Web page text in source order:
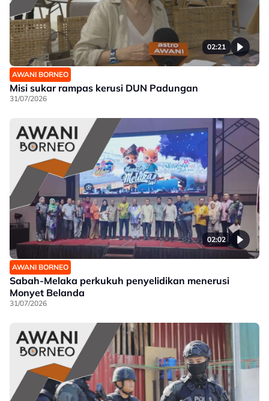
02:21
AWANI BORNEO
Misi sukar rampas kerusi DUN Padungan
31/07/2026
02:02
AWANI BORNEO
Sabah-Melaka perkukuh penyelidikan menerusi
Monyet Belanda
31/07/2026